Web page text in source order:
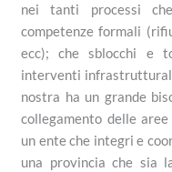
nei tanti processi
competenze formali
ecc); che sblocchi e
interventi
nostra ha un grande
collegamento delle
un ente che integri e
una provincia che sia